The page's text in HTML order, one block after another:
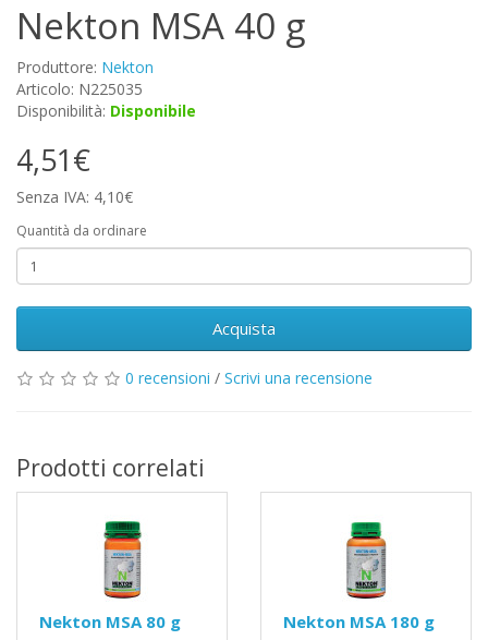
Nekton MSA 40 g
Produttore: Nekton
Articolo: N225035
Disponibilità: Disponibile
4,51€
Senza IVA: 4,10€
Quantità da ordinare
Acquista
0 recensioni / Scrivi una recensione
Prodotti correlati
Nekton MSA 80 g Nekton MSA 180 g